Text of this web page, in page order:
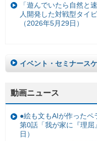
「遊んでいたら自然と
人開発した対戦型タイ
（2026年5月29日）
イベント・セミナース
動画ニュース
●絵も文もAIが作ったペ
第0話「我が家に『理
日）